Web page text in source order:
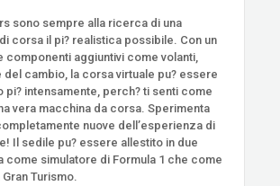
sono sempre alla ricerca di una
corsa il pi? realistica possibile. Con un
componenti aggiuntivi come volanti,
del cambio, la corsa virtuale pu? essere
pi? intensamente, perch? ti senti come
vera macchina da corsa. Sperimenta
nuove dell’esperienza di
Il sedile pu? essere allestito in due
come simulatore di Formula 1 che come
Turismo.